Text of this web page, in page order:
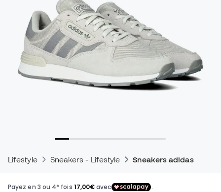
Lifestyle Sneakers - Lifestyle Sneakers adidas